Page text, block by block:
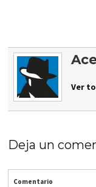
Ver
Deja un
Comentario